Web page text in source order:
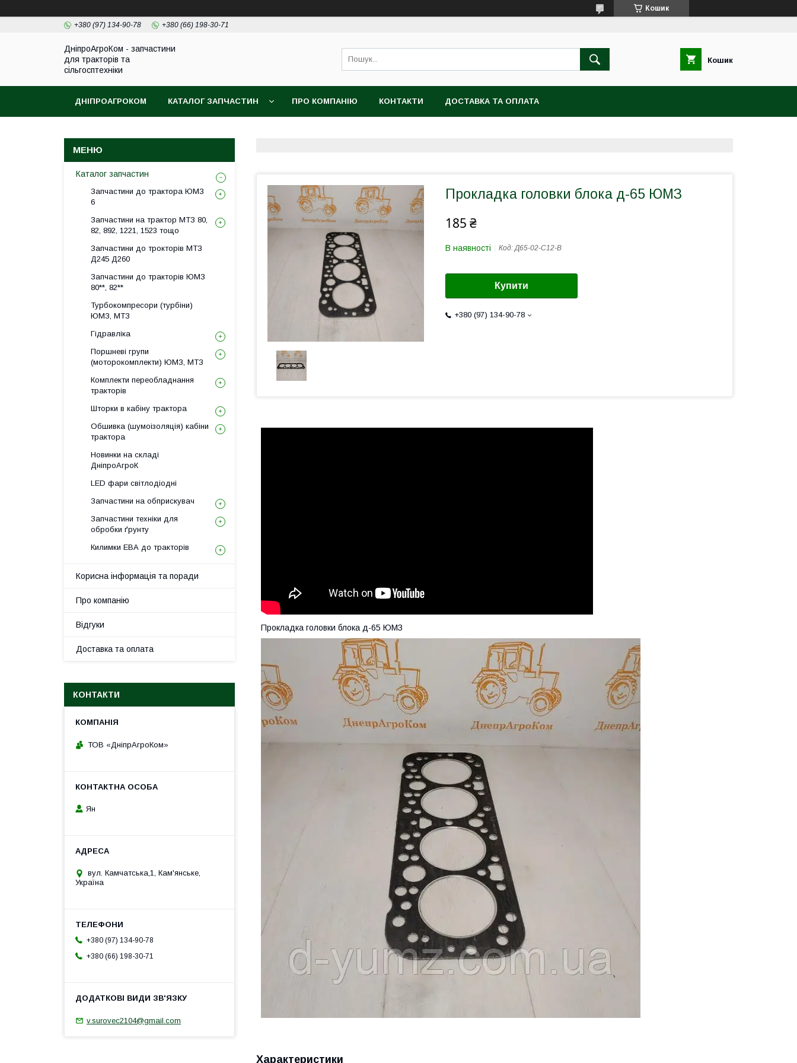
Кошик
+380 (97) 134-90-78 +380 (66) 198-30-71
ДніпроАгроКом - запчастини
для тракторів та
сільгосптехніки
Кошик
ДНІПРОАГРОКОМ КАТАЛОГ ЗАПЧАСТИН ПРО КОМПАНІЮ КОНТАКТИ ДОСТАВКА ТА ОПЛАТА
Прокладка головки блока д-65 ЮМЗ
185 ₴
В наявності Код:Д65-02-С12-В
Купити
+380 (97) 134-90-78
Прокладка головки блока д-65 ЮМЗ
Характеристики
Каталог запчастин
Запчастини до трактора ЮМЗ
6
Запчастини на трактор МТЗ 80,
82, 892, 1221, 1523 тощо
Запчастини до трокторів МТЗ
Д245 Д260
Запчастини до тракторів ЮМЗ
80**, 82**
Турбокомпресори (турбіни)
ЮМЗ, МТЗ
Гідравліка
Поршневі групи
(моторокомплекти) ЮМЗ, МТЗ
Комплекти переобладнання
тракторів
Шторки в кабіну трактора
Обшивка (шумоізоляція) кабіни
трактора
Новинки на складі
ДніпроАгроК
LED фари світлодіодні
Запчастини на обприскувач
Запчастини техніки для
обробки ґрунту
Килимки ЕВА до тракторів
Корисна інформація та поради
Про компанію
Відгуки
Доставка та оплата
КОНТАКТИ
ТОВ «ДніпрАгроКом»
Ян
вул. Камчатська,1, Кам'янське,
Україна
+380 (97) 134-90-78
+380 (66) 198-30-71
v.surovec2104@gmail.com